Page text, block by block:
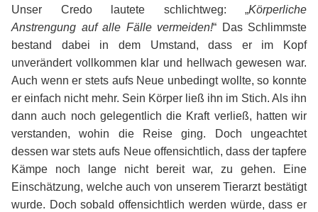
Unser Credo lautete schlichtweg: „Körperliche
Anstrengung auf alle Fälle vermeiden!“ Das Schlimmste
bestand dabei in dem Umstand, dass er im Kopf
unverändert vollkommen klar und hellwach gewesen war.
Auch wenn er stets aufs Neue unbedingt wollte, so konnte
er einfach nicht mehr. Sein Körper ließ ihn im Stich. Als ihn
dann auch noch gelegentlich die Kraft verließ, hatten wir
verstanden, wohin die Reise ging. Doch ungeachtet
dessen war stets aufs Neue offensichtlich, dass der tapfere
Kämpe noch lange nicht bereit war, zu gehen. Eine
Einschätzung, welche auch von unserem Tierarzt bestätigt
wurde. Doch sobald offensichtlich werden würde, dass er